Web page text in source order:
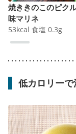
焼ききのこのピク
味マリネ
53kcal 食塩 0.3g
低カロリー